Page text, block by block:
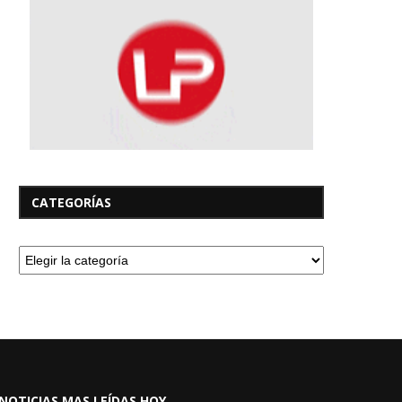
CATEGORÍAS